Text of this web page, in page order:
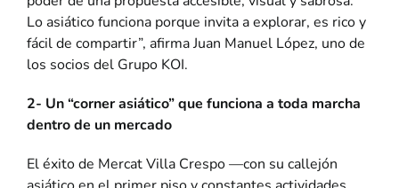
Lo asiático funciona porque invita a explorar, es rico y
fácil de compartir”, afirma Juan Manuel López, uno de
los socios del Grupo KOI.
2- Un “corner asiático” que funciona a toda marcha
dentro de un mercado
El éxito de Mercat Villa Crespo—con su callejón